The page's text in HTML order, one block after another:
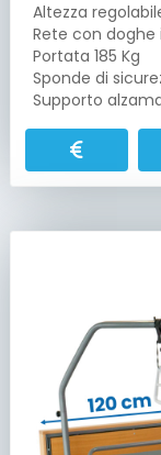
Altezza
Rete con doghe
Portata 185 Kg
Sponde di
Supporto